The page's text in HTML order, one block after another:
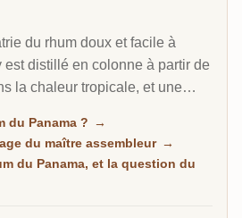
du rhum doux et facile à
est distillé en colonne à partir de
la chaleur tropicale, et une
Pancho. C'est la porte
vers le rhum vieilli, souple et
bouteilles tirent vers le sucré.
du Panama ? →
du maître assembleur →
du Panama, et la question du